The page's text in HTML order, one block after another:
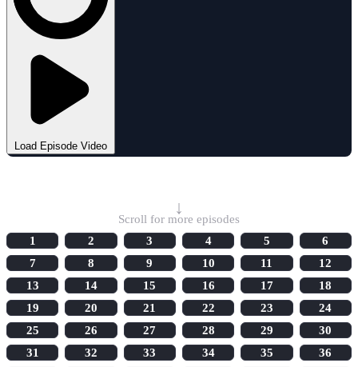
Load Episode Video
↓
Scroll for more episodes
1
2 3 4 5
6
7
8 9 10 11
12
13
14 15 16 17
18
19
20 21 22 23
24
25
26 27 28 29
30
31
32 33 34 35
36